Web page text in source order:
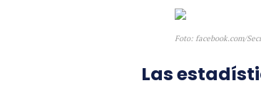
Foto: facebook.com/
Las